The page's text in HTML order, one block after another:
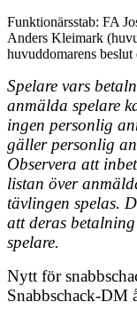
Funktionärsstab: FA
Anders Kleimark
huvuddomarens
Spelare vars
anmälda spelare
ingen personlig
gäller personlig
Observera att
listan över
tävlingen spelas.
att deras
spelare.
Nytt för
Snabbschack-DM